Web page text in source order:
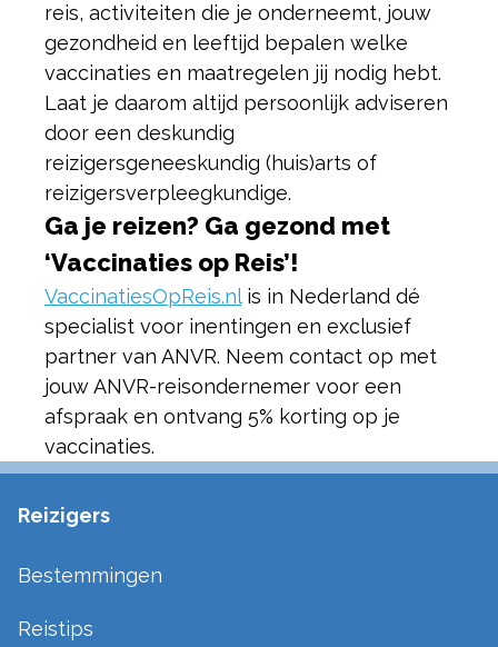
reis, activiteiten die je onderneemt, jouw
gezondheid en leeftijd bepalen welke
vaccinaties en maatregelen jij nodig hebt.
Laat je daarom altijd persoonlijk adviseren
door een deskundig
reizigersgeneeskundig (huis)arts of
reizigersverpleegkundige.
Ga je reizen? Ga gezond met
‘Vaccinaties op Reis’!
VaccinatiesOpReis.nl is in Nederland dé
specialist voor inentingen en exclusief
partner van ANVR. Neem contact op met
jouw ANVR-reisondernemer voor een
afspraak en ontvang 5% korting op je
vaccinaties.
Reizigers
Bestemmingen
Reistips